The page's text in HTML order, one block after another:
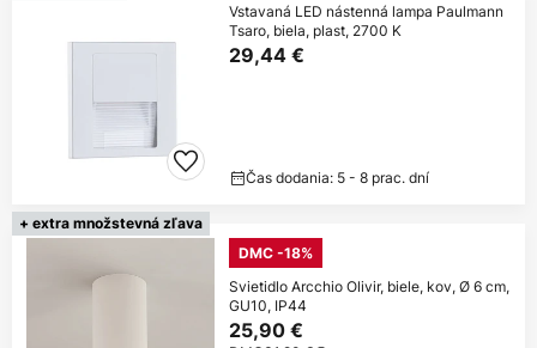
Vstavaná LED nástenná lampa Paulmann
Tsaro, biela, plast, 2700 K
29,44 €
Čas dodania: 5 - 8 prac. dní
+ extra množstevná zľava
DMC -18%
Svietidlo Arcchio Olivir, biele, kov, Ø 6 cm,
GU10, IP44
25,90 €